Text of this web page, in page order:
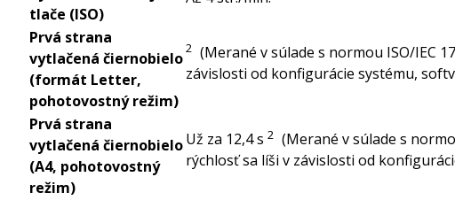
tlače (ISO)
Prvá strana
vytlačená čiernobielo
(formát Letter,
pohotovostný režim)
2 (Merané v súlade s normou ISO/IEC
závislosti od konfigurácie systému,
Prvá strana
vytlačená čiernobielo
(A4, pohotovostný
režim)
Už za 12,4s 2 (Merané v súlade s
rýchlosť sa líši v závislosti od